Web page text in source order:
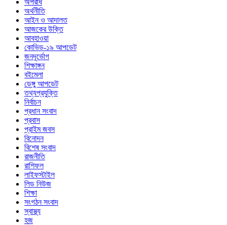
অপরাধ
অর্থনীতি
আইন ও আদালত
আজকের উক্তি
আবহাওয়া
কোভিড-১৯ আপডেট
জনদূর্ভোগ
শিক্ষাঙ্গন
বইমেলা
ডেঙ্গু আপডেট
তথ্যপ্রযুক্তি
নির্বাচন
প্রধান সংবাদ
প্রবাস
প্রাইম জবস
বিনোদন
বিশেষ সংবাদ
রাজনীতি
রাশিফল
লাইফস্টাইল
লিড নিউজ
শিক্ষা
সংগঠন সংবাদ
স্বাস্থ্য
হজ